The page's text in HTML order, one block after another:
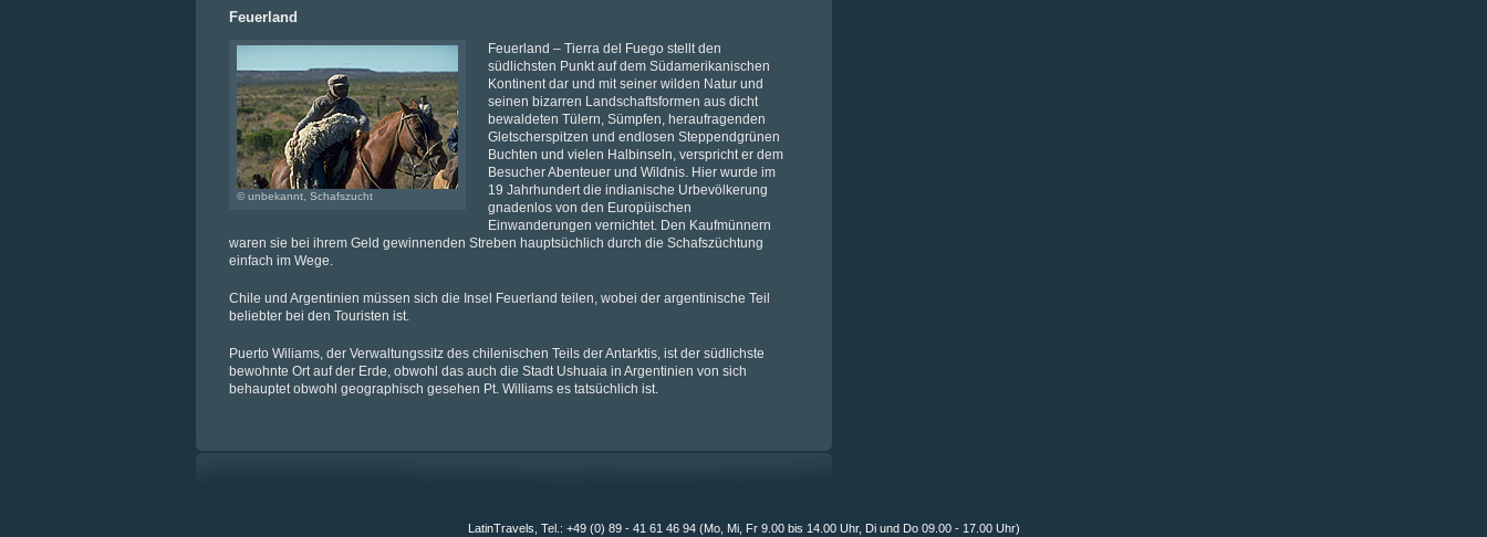
Feuerland
© unbekannt, Schafszucht
Feuerland – Tierra del Fuego stellt den
südlichsten Punkt auf dem Südamerikanischen
Kontinent dar und mit seiner wilden Natur und
seinen bizarren Landschaftsformen aus dicht
bewaldeten Tülern, Sümpfen, heraufragenden
Gletscherspitzen und endlosen Steppendgrünen
Buchten und vielen Halbinseln, verspricht er dem
Besucher Abenteuer und Wildnis. Hier wurde im
19 Jahrhundert die indianische Urbevölkerung
gnadenlos von den Europüischen
Einwanderungen vernichtet. Den Kaufmünnern
waren sie bei ihrem Geld gewinnenden Streben hauptsüchlich durch die Schafszüchtung
einfach im Wege.
Chile und Argentinien müssen sich die Insel Feuerland teilen, wobei der argentinische Teil
beliebter bei den Touristen ist.
Puerto Wiliams, der Verwaltungssitz des chilenischen Teils der Antarktis, ist der südlichste
bewohnte Ort auf der Erde, obwohl das auch die Stadt Ushuaia in Argentinien von sich
behauptet obwohl geographisch gesehen Pt. Williams es tatsüchlich ist.
LatinTravels, Tel.: +49 (0) 89 - 41 61 46 94 (Mo, Mi, Fr 9.00 bis 14.00 Uhr, Di und Do 09.00 - 17.00 Uhr)